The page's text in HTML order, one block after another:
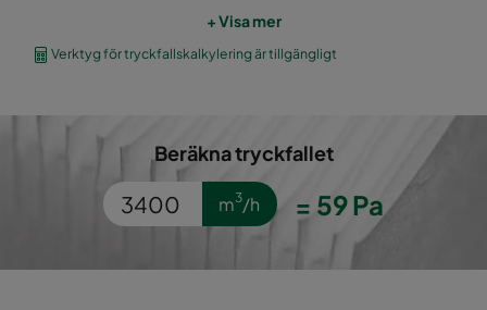
1050 592x592x520-6 ePM10 50%
1050 592x490x520-6 ePM10 50% 592
1050 592x287x520-6 ePM10 50% 592
+ Visa mer
Verktyg för tryckfallskalkylering är tillgängligt
Beräkna tryckfallet
m3/h = 59Pa